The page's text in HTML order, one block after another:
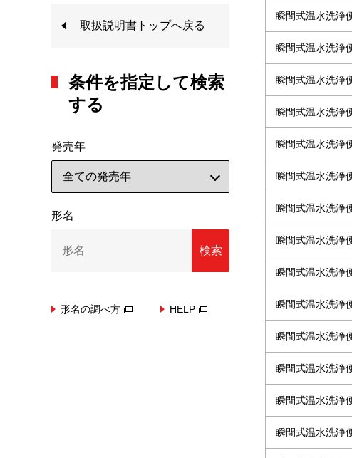
取扱説明書トップへ戻る
条件を指定して検索
する
発売年
形名
検索
形名の調べ方 HELP
瞬間式温水洗浄
瞬間式温水洗浄
瞬間式温水洗浄
瞬間式温水洗浄
瞬間式温水洗浄
瞬間式温水洗浄
瞬間式温水洗浄
瞬間式温水洗浄
瞬間式温水洗浄
瞬間式温水洗浄
瞬間式温水洗浄
瞬間式温水洗浄
瞬間式温水洗浄
瞬間式温水洗浄